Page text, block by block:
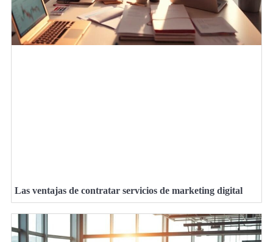
Las ventajas de contratar servicios de marketing digital